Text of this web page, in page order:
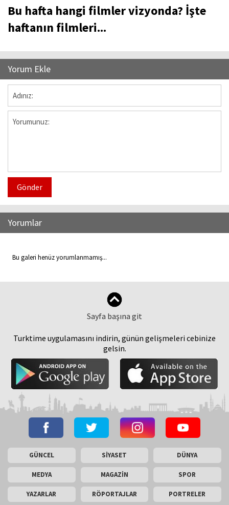
Bu hafta hangi filmler vizyonda? İşte
haftanın filmleri...
Yorum Ekle
Gönder
Yorumlar
Bu galeri henüz yorumlanmamış...
Sayfa başına git
Turktime uygulamasını indirin, günün gelişmeleri cebinize
gelsin.
GÜNCEL SİYASET DÜNYA
MEDYA MAGAZİN SPOR
YAZARLAR RÖPORTAJLAR PORTRELER